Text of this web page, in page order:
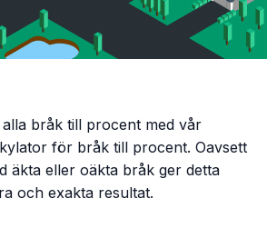
bråk till procent med vår
för bråk till procent. Oavsett
äkta eller oäkta bråk ger detta
och exakta resultat.